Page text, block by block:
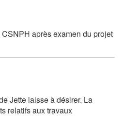
après examen du projet
Jette laisse à désirer. La
relatifs aux travaux